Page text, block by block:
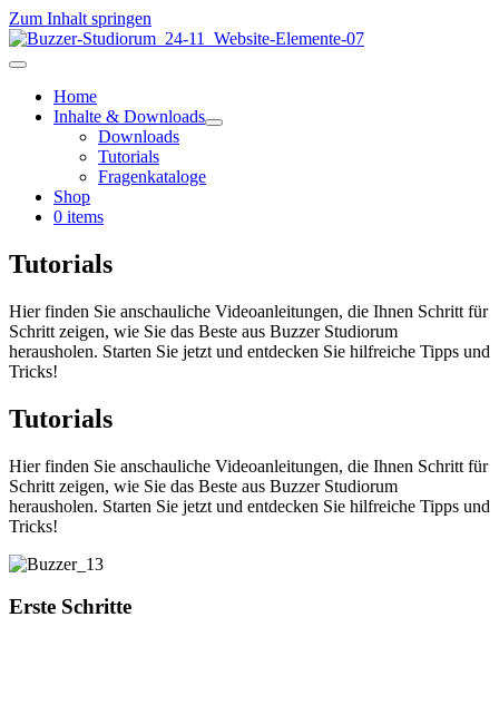
Zum Inhalt springen
Home
Inhalte & Downloads
Downloads
Tutorials
Fragenkataloge
Shop
0 items
Tutorials
Hier finden Sie anschauliche Videoanleitungen, die Ihnen Schritt für
Schritt zeigen, wie Sie das Beste aus Buzzer Studiorum
herausholen. Starten Sie jetzt und entdecken Sie hilfreiche Tipps und
Tricks!
Tutorials
Hier finden Sie anschauliche Videoanleitungen, die Ihnen Schritt für
Schritt zeigen, wie Sie das Beste aus Buzzer Studiorum
herausholen. Starten Sie jetzt und entdecken Sie hilfreiche Tipps und
Tricks!
Erste Schritte